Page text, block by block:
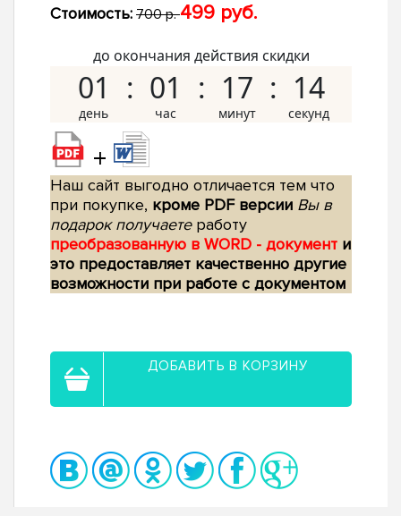
Стоимость: 700 р.499 руб.
до окончания действия скидки
01 01 17 13
+
Наш сайт выгодно отличается тем что
при покупке, кроме PDF версии Вы в
подарок получаетеработу
преобразованную в WORD - документ и
это предоставляет качественно другие
возможности при работе с документом
ДОБАВИТЬ В КОРЗИНУ